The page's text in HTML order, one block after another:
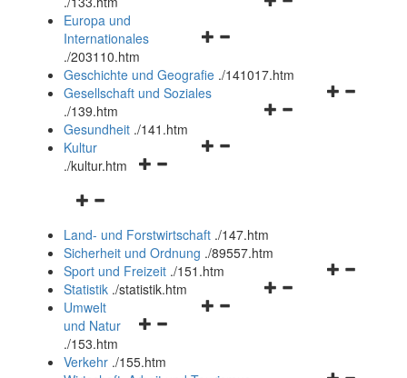
Navigationsmenü
und
schließen
Europa und
Internationales
./203110.htm
Geschichte und Geografie ./141017.htm
Navigationsmenü
Gesellschaft und Soziales
./139.htm
Navigationsmenü
Gesundheit ./141.htm
Navigationsmenü
Kultur
./kultur.htm
Navigationsmenü
und
schließen
Land- und Forstwirtschaft ./147.htm
Sicherheit und Ordnung ./89557.htm
Navigationsmenü
Sport und Freizeit ./151.htm
Navigationsmenü
Statistik ./statistik.htm
Navigationsmenü
und
Umwelt
und Natur
./153.htm
Verkehr ./155.htm